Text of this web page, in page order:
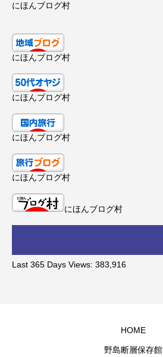
にほんブログ村
にほんブログ村
にほんブログ村
にほんブログ村
にほんブログ村
にほんブログ村
Last 365 Days Views: 383,916
HOME
野島断層保存館